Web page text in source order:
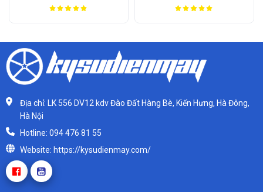
Địa chỉ: LK 556 DV12 kdv Đào Đất Hàng Bè, Kiến Hưng, Hà Đông,
Hà Nội
Hotline: 094 476 81 55
Website: https://kysudienmay.com/